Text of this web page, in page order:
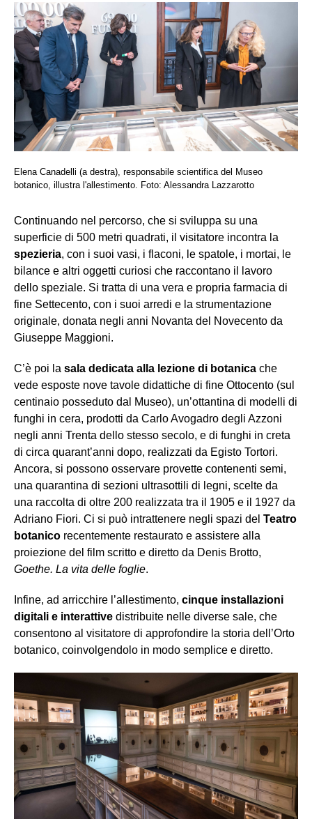
Elena Canadelli (a destra), responsabile scientifica del Museo
botanico, illustra l'allestimento. Foto: Alessandra Lazzarotto
Continuando nel percorso, che si sviluppa su una
superficie di 500 metri quadrati, il visitatore incontra la
spezieria, con i suoi vasi, i flaconi, le spatole, i mortai, le
bilance e altri oggetti curiosi che raccontano il lavoro
dello speziale. Si tratta di una vera e propria farmacia di
fine Settecento, con i suoi arredi e la strumentazione
originale, donata negli anni Novanta del Novecento da
Giuseppe Maggioni.
C’è poi la sala dedicata alla lezione di botanica che
vede esposte nove tavole didattiche di fine Ottocento (sul
centinaio posseduto dal Museo), un’ottantina di modelli di
funghi in cera, prodotti da Carlo Avogadro degli Azzoni
negli anni Trenta dello stesso secolo, e di funghi in creta
di circa quarant’anni dopo, realizzati da Egisto Tortori.
Ancora, si possono osservare provette contenenti semi,
una quarantina di sezioni ultrasottili di legni, scelte da
una raccolta di oltre 200 realizzata tra il 1905 e il 1927 da
Adriano Fiori. Ci si può intrattenere negli spazi del Teatro
botanico recentemente restaurato e assistere alla
proiezione del film scritto e diretto da Denis Brotto,
Goethe. La vita delle foglie.
Infine, ad arricchire l’allestimento, cinque installazioni
digitali e interattive distribuite nelle diverse sale, che
consentono al visitatore di approfondire la storia dell’Orto
botanico, coinvolgendolo in modo semplice e diretto.